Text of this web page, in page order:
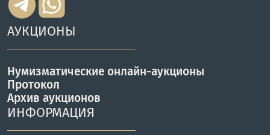
АУКЦИОНЫ
Нумизматические онлайн-аукционы
Протокол
Архив аукционов
ИНФОРМАЦИЯ